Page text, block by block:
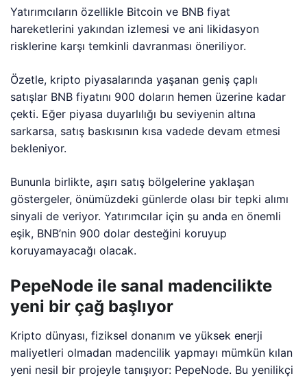
Yatırımcıların özellikle Bitcoin ve BNB fiyat
hareketlerini yakından izlemesi ve ani likidasyon
risklerine karşı temkinli davranması öneriliyor.
Özetle, kripto piyasalarında yaşanan geniş çaplı
satışlar BNB fiyatını 900 doların hemen üzerine kadar
çekti. Eğer piyasa duyarlılığı bu seviyenin altına
sarkarsa, satış baskısının kısa vadede devam etmesi
bekleniyor.
Bununla birlikte, aşırı satış bölgelerine yaklaşan
göstergeler, önümüzdeki günlerde olası bir tepki alımı
sinyali de veriyor. Yatırımcılar için şu anda en önemli
eşik, BNB’nin 900 dolar desteğini koruyup
koruyamayacağı olacak.
PepeNode ile sanal madencilikte
yeni bir çağ başlıyor
Kripto dünyası, fiziksel donanım ve yüksek enerji
maliyetleri olmadan madencilik yapmayı mümkün kılan
yeni nesil bir projeyle tanışıyor: PepeNode. Bu yenilikçi